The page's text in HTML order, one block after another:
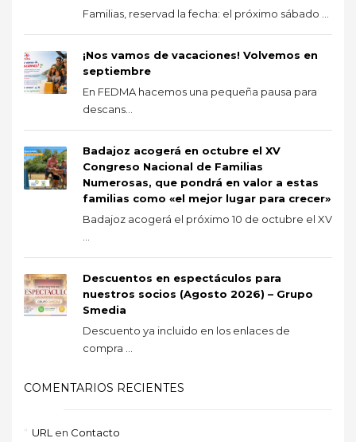
Familias, reservad la fecha: el próximo sábado ...
¡Nos vamos de vacaciones! Volvemos en
septiembre
En FEDMA hacemos una pequeña pausa para
descans...
Badajoz acogerá en octubre el XV
Congreso Nacional de Familias
Numerosas, que pondrá en valor a estas
familias como «el mejor lugar para crecer»
Badajoz acogerá el próximo 10 de octubre el XV
Descuentos en espectáculos para
nuestros socios (Agosto 2026) – Grupo
Smedia
Descuento ya incluido en los enlaces de
compra ...
COMENTARIOS RECIENTES
URL en Contacto